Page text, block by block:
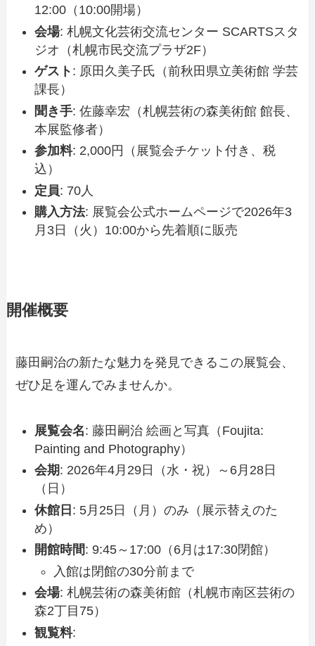
12:00（10:00開場）
会場: 札幌文化芸術交流センター SCARTSスタ
ジオ（札幌市民交流プラザ2F）
ゲスト : 原田久美子氏（前秋田県立美術館 学芸
課長）
聞き手: 佐藤幸宏（札幌芸術の森美術館 館長、
本展監修者）
参加料: 2,000円（展覧会チケット付き、税
込）
定員: 70人
購入方法: 展覧会公式ホームページで2026年3
月3日（火）10:00から先着順に販売
開催概要
藤田嗣治の新たな魅力を発見できるこの展覧会、
ぜひ足を運んでみませんか。
展覧会名: 藤田嗣治 絵画と写真（Foujita:
Painting and Photography）
会期: 2026年4月29日（水・祝）～6月28日
（日）
休館日 : 5月25日（月）のみ（展示替えのた
め）
開館時間: 9:45～17:00（6月は17:30閉館）
入館は閉館の30分前まで
会場: 札幌芸術の森美術館（札幌市南区芸術の
森2丁目75）
観覧料: